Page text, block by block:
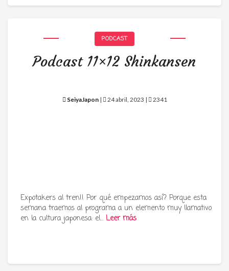
PODCAST
Podcast 11×12 Shinkansen
SeiyaJapon| 24 abril, 2023 | 2341
Expotakers al tren!! Por qué empezamos así? Porque esta
semana traemos al programa a un elemento muy llamativo
en la cultura japonesa: el… Leer más